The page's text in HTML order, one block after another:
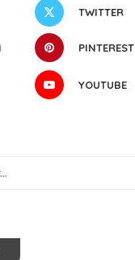
TWITTER
PINTEREST
YOUTUBE